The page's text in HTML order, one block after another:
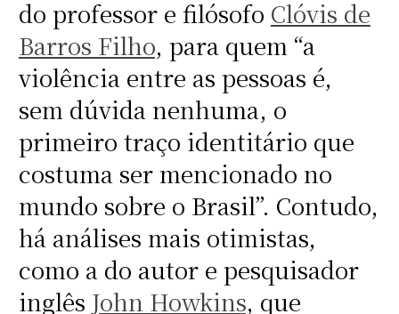
do professor e filósofo Clóvis de
Barros Filho, para quem “a
violência entre as pessoas é,
sem dúvida nenhuma, o
primeiro traço identitário que
costuma ser mencionado no
mundo sobre o Brasil”. Contudo,
há análises mais otimistas,
como a do autor e pesquisador
inglês John Howkins, que